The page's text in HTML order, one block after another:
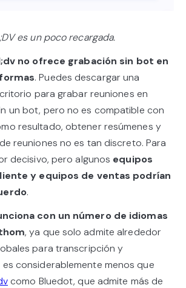
es un poco recargada.
no ofrece grabación sin bot en
. Puedes descargar una
para grabar reuniones en
un bot, pero no es compatible con
resultado, obtener resúmenes y
reuniones no es tan discreto. Para
decisivo, pero algunos equipos
y equipos de ventas podrían
.
con un número de idiomas
, ya que solo admite alrededor
para transcripción y
es considerablemente menos que
como Bluedot, que admite más de